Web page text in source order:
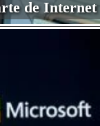
de Internet